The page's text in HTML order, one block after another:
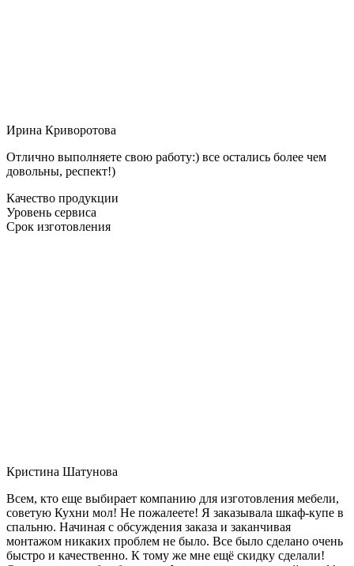
Ирина Криворотова
Отлично выполняете свою работу:) все остались более чем
довольны, респект!)
Качество продукции
Уровень сервиса
Срок изготовления
Кристина Шатунова
Всем, кто еще выбирает компанию для изготовления мебели,
советую Кухни мол! Не пожалеете! Я заказывала шкаф-купе в
спальню. Начиная с обсуждения заказа и заканчивая
монтажом никаких проблем не было. Все было сделано очень
быстро и качественно. К тому же мне ещё скидку сделали!